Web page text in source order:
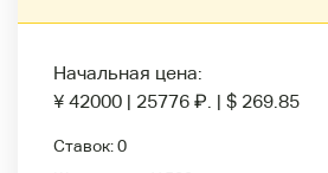
Начальная цена:
¥ 42000 | 25776 ₽. | $ 269.85
Ставок:0